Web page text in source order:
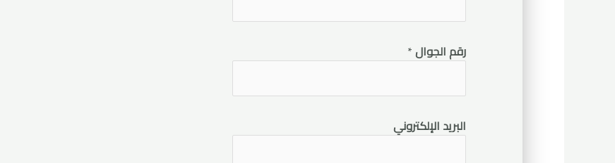
رقم الجوال*
البريد الإلكتروني